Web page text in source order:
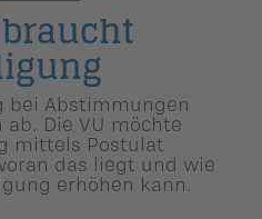
bei Abstimmungen
Die VU möchte
mittels Postulat
das liegt und wie
erhöhen kann.